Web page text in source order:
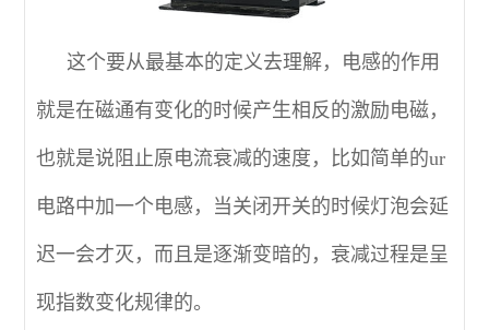
这个要从最基本的定义去理解，电感的作用
就是在磁通有变化的时候产生相反的激励电磁，
也就是说阻止原电流衰减的速度，比如简单的ur
电路中加一个电感，当关闭开关的时候灯泡会延
迟一会才灭，而且是逐渐变暗的，衰减过程是呈
现指数变化规律的。